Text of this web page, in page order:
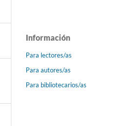
Información
Para lectores/as
Para autores/as
Para bibliotecarios/as